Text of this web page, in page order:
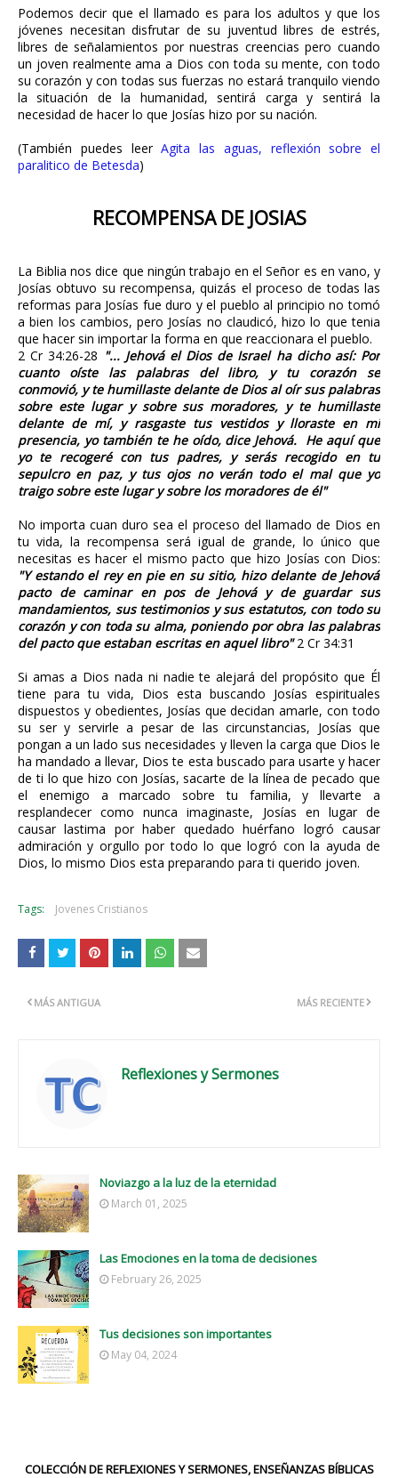
Podemos decir que el llamado es para los adultos y que los
jóvenes necesitan disfrutar de su juventud libres de estrés,
libres de señalamientos por nuestras creencias pero cuando
un joven realmente ama a Dios con toda su mente, con todo
su corazón y con todas sus fuerzas no estará tranquilo viendo
la situación de la humanidad, sentirá carga y sentirá la
necesidad de hacer lo que Josías hizo por su nación.
(También puedes leerAgita las aguas, reflexión sobre el
paralitico de Betesda)
RECOMPENSA DE JOSIAS
La Biblia nos dice que ningún trabajo en el Señor es en vano, y
Josías obtuvo su recompensa, quizás el proceso de todas las
reformas para Josías fue duro y el pueblo al principio no tomó
a bien los cambios, pero Josías no claudicó, hizo lo que tenia
que hacer sin importar la forma en que reaccionara el pueblo.
2 Cr 34:26-28 "... Jehová el Dios de Israel ha dicho así: Por
cuanto oíste las palabras del libro, y tu corazón se
conmovió, y te humillaste delante de Dios al oír sus palabras
sobre este lugar y sobre sus moradores, y te humillaste
delante de mí, y rasgaste tus vestidos y lloraste en mi
presencia, yo también te he oído, dice Jehová. He aquí que
yo te recogeré con tus padres, y serás recogido en tu
sepulcro en paz, y tus ojos no verán todo el mal que yo
traigo sobre este lugar y sobre los moradores de él"
No importa cuan duro sea el proceso del llamado de Dios en
tu vida, la recompensa será igual de grande, lo único que
necesitas es hacer el mismo pacto que hizo Josías con Dios:
"Y estando el rey en pie en su sitio, hizo delante de Jehová
pacto de caminar en pos de Jehová y de guardar sus
mandamientos, sus testimonios y sus estatutos, con todo su
corazón y con toda su alma, poniendo por obra las palabras
del pacto que estaban escritas en aquel libro"2 Cr 34:31
Si amas a Dios nada ni nadie te alejará del propósito que Él
tiene para tu vida, Dios esta buscando Josías espirituales
dispuestos y obedientes, Josías que decidan amarle, con todo
su ser y servirle a pesar de las circunstancias, Josías que
pongan a un lado sus necesidades y lleven la carga que Dios le
ha mandado a llevar, Dios te esta buscado para usarte y hacer
de ti lo que hizo con Josías, sacarte de la línea de pecado que
el enemigo a marcado sobre tu familia, y llevarte a
resplandecer como nunca imaginaste, Josías en lugar de
causar lastima por haber quedado huérfano logró causar
admiración y orgullo por todo lo que logró con la ayuda de
Dios, lo mismo Dios esta preparando para ti querido joven.
Tags: Jovenes Cristianos
MÁS RECIENTE
MÁS ANTIGUA
Reflexiones y Sermones
Noviazgo a la luz de la eternidad
March 01, 2025
Las Emociones en la toma de decisiones
February 26, 2025
Tus decisiones son importantes
May 04, 2024
COLECCIÓN DE REFLEXIONES Y SERMONES, ENSEÑANZAS BÍBLICAS